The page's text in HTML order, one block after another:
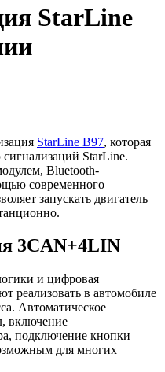
StarLine
StarLine B97, которая
StarLine.
Bluetooth-
современного
запускать двигатель
3CAN+4LIN
и цифровая
реализовать в автомобиле
Автоматическое
включение
подключение кнопки
для многих